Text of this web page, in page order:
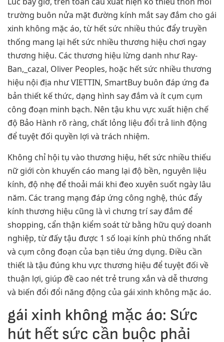
trường buôn nửa mặt đường kính mắt say đắm cho gái
xinh không mặc áo, từ hết sức nhiều thúc đẩy truyền
thống mang lại hết sức nhiều thương hiệu chơi ngay
thương hiệu. Các thương hiệu lừng danh như Ray-
Ban,_cazal, Oliver Peoples, hoặc hết sức nhiều thương
hiệu nội địa như VIETTIN, SmartBuy buôn đáp ứng đa
bản thiết kế thức, dạng hình say đắm và ít cụm cụm
công đoạn minh bạch. Nên tậu khu vực xuất hiện chế
độ Bảo Hành rõ ràng, chất lỏng liệu đổi trả linh động
để tuyệt đối quyền lợi và trách nhiệm.
Không chỉ hội tụ vào thương hiệu, hết sức nhiều thiếu
nữ giới còn khuyến cáo mang lại độ bền, nguyên liệu
kính, độ nhẹ để thoải mái khi đeo xuyên suốt ngày lâu
năm. Các trang mạng đáp ứng công nghệ, thúc đẩy
kính thương hiệu cũng là vì chưng trí say đắm để
shopping, cẩn thận kiểm soát từ bằng hữu quý doanh
nghiệp, từ đấy tậu được 1 số loại kính phù thống nhất
và cụm công đoạn của bạn tiêu ứng dụng. Điều cần
thiết là tậu đúng khu vực thương hiệu để tuyệt đối về
thuận lợi, giúp đề cao nét trẻ trung xắn và dễ thương
và biến đổi đổi năng động của gái xinh không mặc áo.
gái xinh không mặc áo: Sức
hút hết sức cần buộc phải